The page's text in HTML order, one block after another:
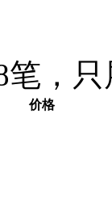
笔，
价格